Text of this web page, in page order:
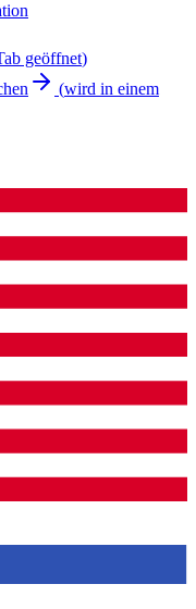
geöffnet)
(wird in einem